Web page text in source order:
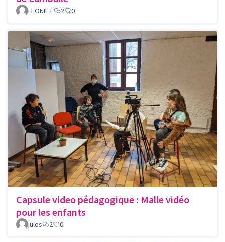
LEONIE F 2 0
Capsule video pédagogique : Malle vidéo
pour les enfants
jules 2 0